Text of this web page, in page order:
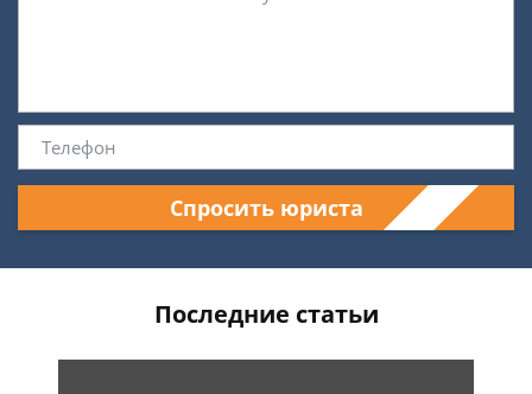
Спросить юриста
Последние статьи